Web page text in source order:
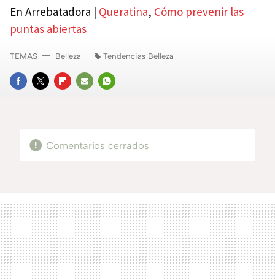
En Arrebatadora | Queratina, Cómo prevenir las
puntas abiertas
FACEBOOK
TWITTERFLIPBOARD
E-
WHATSAPP
TEMAS Belleza Tendencias Belleza
Comentarios cerrados